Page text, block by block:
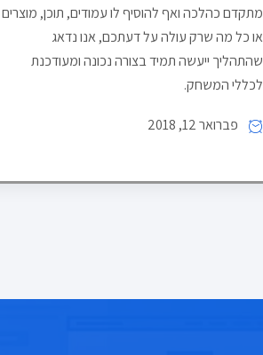
מתקדם כהלכה ואף להוסיף לו עמודים, תוכן, מוצרים
או כל מה שרק עולה על דעתכם, אנו נדאג
שהתהליך ייעשה תמיד בצורה נכונה ומעודכנת
לכללי המשחק.
פברואר 12, 2018